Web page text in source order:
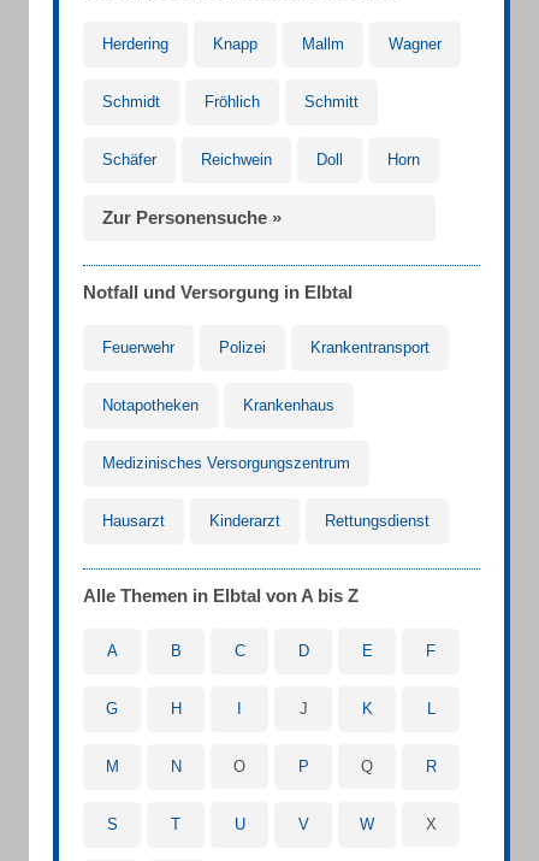
Herdering Knapp Mallm Wagner
Schmidt Fröhlich Schmitt
Schäfer Reichwein Doll Horn
Zur Personensuche »
Notfall und Versorgung in Elbtal
Feuerwehr Polizei Krankentransport
Notapotheken Krankenhaus
Medizinisches Versorgungszentrum
Hausarzt Kinderarzt Rettungsdienst
Alle Themen in Elbtal von A bis Z
A B C D E F
G H J K L
M N O P Q R
S T U V W X